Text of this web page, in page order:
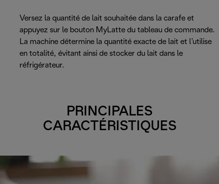
Versez la quantité de lait souhaitée dans la carafe et
appuyez sur le bouton MyLatte du tableau de commande.
La machine détermine la quantité exacte de lait et l’utilise
en totalité, évitant ainsi de stocker du lait dans le
réfrigérateur.
PRINCIPALES
CARACTÉRISTIQUES